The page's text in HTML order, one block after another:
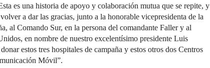
es una historia de apoyo y colaboración mutua que se repite, y
a dar las gracias, junto a la honorable vicepresidenta de la
al Comando Sur, en la persona del comandante Faller y al
en nombre de nuestro excelentísimo presidente Luis
estos tres hospitales de campaña y estos otros dos Centros
Móvil”.